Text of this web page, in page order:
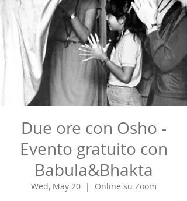
Due ore con Osho -
Evento gratuito con
Babula&Bhakta
Wed, May 20
  |
Online su Zoom